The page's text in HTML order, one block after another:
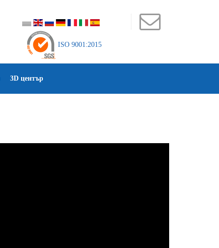
ISO 9001:2015
3D център